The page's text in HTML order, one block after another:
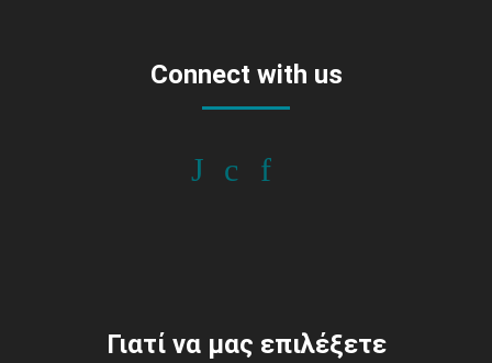
Connect with us
Γιατί να μας επιλέξετε